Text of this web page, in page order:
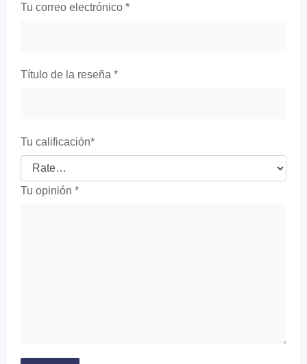
Tu correo electrónico *
Título de la reseña *
Tu calificación*
Tu opinión *